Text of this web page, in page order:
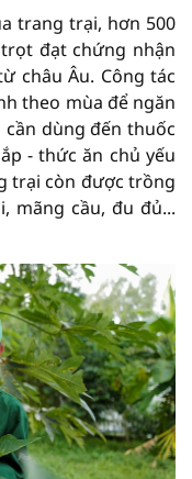
trang trại, hơn 500
đạt chứng nhận
châu Âu. Công tác
theo mùa để ngăn
dùng đến thuốc
- thức ăn chủ yếu
trại còn được trồng
mãng cầu, đu đủ...